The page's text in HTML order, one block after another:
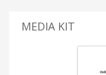
MEDIA KIT